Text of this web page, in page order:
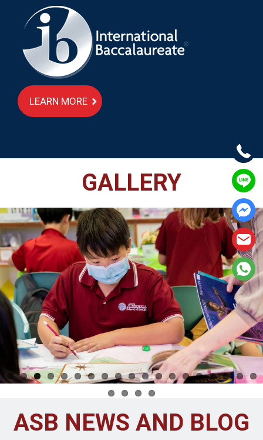
LEARN MORE
GALLERY
ASB NEWS AND BLOG